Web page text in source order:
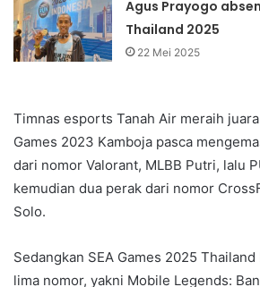
Agus Prayogo
Thailand 2025
22 Mei 2025
Timnas esports Tanah Air meraih
Games 2023 Kamboja pasca
dari nomor Valorant, MLBB Putri, lalu
kemudian dua perak dari nomor
Solo.
Sedangkan SEA Games 2025
lima nomor, yakni Mobile Legends: